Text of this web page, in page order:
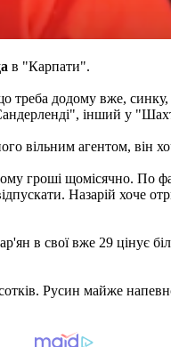
в "Карпати".
треба додому вже, синку,
інший у
вільним агентом, він
гроші щомісячно. По
Назарій хоче
в свої вже 29 цінує
Русин майже